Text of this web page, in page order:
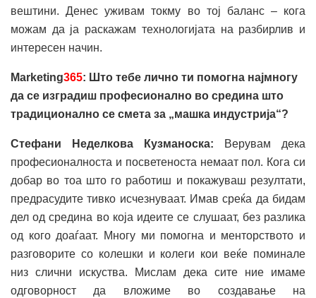
вештини. Денес уживам токму во тој баланс – кога
можам да ја раскажам технологијата на разбирлив и
интересен начин.
Marketing365: Што тебе лично ти помогна најмногу
да се изградиш професионално во средина што
традиционално се смета за „машка индустрија“?
Стефани Неделкова Кузманоска:
Верувам дека
професионалноста и посветеноста немаат пол. Кога си
добар во тоа што го работиш и покажуваш резултати,
предрасудите тивко исчезнуваат. Имав среќа да бидам
дел од средина во која идеите се слушаат, без разлика
од кого доаѓаат. Многу ми помогна и менторството и
разговорите со колешки и колеги кои веќе поминале
низ слични искуства. Мислам дека сите ние имаме
одговорност да вложиме во создавање на